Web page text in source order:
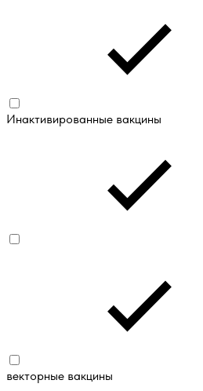
Инактивированные вакцины
векторные вакцины